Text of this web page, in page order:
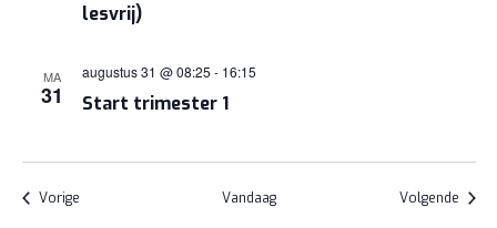
lesvrij)
MA
31 Start trimester 1
augustus 31 @ 08:25 - 16:15
VorigeEvenementen Vandaag Volgende